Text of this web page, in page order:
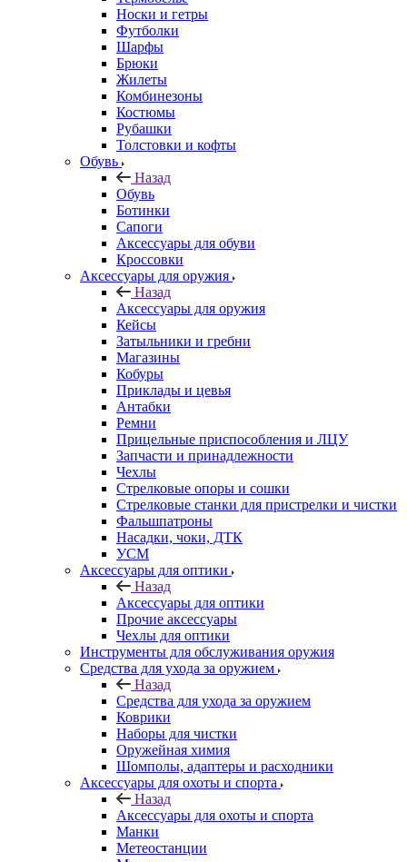
Носки и гетры
Футболки
Шарфы
Брюки
Жилеты
Комбинезоны
Костюмы
Рубашки
Толстовки и кофты
Обувь
Назад
Обувь
Ботинки
Сапоги
Аксессуары для обуви
Кроссовки
Аксессуары для оружия
Назад
Аксессуары для оружия
Кейсы
Затыльники и гребни
Магазины
Кобуры
Приклады и цевья
Антабки
Ремни
Прицельные приспособления и ЛЦУ
Запчасти и принадлежности
Чехлы
Стрелковые опоры и сошки
Стрелковые станки для пристрелки и чистки
Фальшпатроны
Насадки, чоки, ДТК
УСМ
Аксессуары для оптики
Назад
Аксессуары для оптики
Прочие аксессуары
Чехлы для оптики
Инструменты для обслуживания оружия
Средства для ухода за оружием
Назад
Средства для ухода за оружием
Коврики
Наборы для чистки
Оружейная химия
Шомполы, адаптеры и расходники
Аксессуары для охоты и спорта
Назад
Аксессуары для охоты и спорта
Манки
Метеостанции